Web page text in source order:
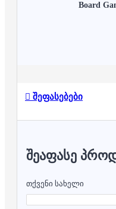
Board
შეფასებები
ᲨᲔᲐᲤᲐᲡᲔ
თქვენი სახელი